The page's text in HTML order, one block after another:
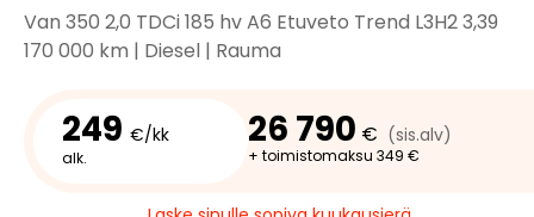
Van 350 2,0 TDCi 185 hv A6 Etuveto Trend L3H2 3,39
170 000 km | Diesel | Rauma
249 €/kk
alk.
26 790 € (sis.alv)
+ toimistomaksu 349 €